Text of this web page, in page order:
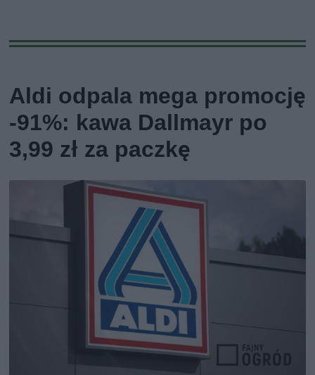
Aldi odpala mega promocję
-91%: kawa Dallmayr po
3,99 zł za paczkę